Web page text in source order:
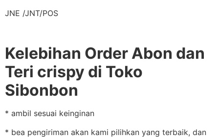
JNE /JNT/POS
Kelebihan Order Abon dan
Teri crispy di Toko
Sibonbon
* ambil sesuai keinginan
* bea pengiriman akan kami pilihkan yang terbaik, dan